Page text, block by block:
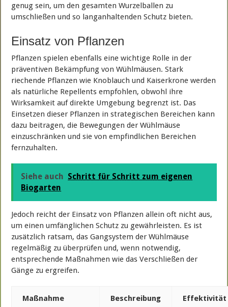
genug sein, um den gesamten Wurzelballen zu
umschließen und so langanhaltenden Schutz bieten.
Einsatz von Pflanzen
Pflanzen spielen ebenfalls eine wichtige Rolle in der
präventiven Bekämpfung von Wühlmäusen. Stark
riechende Pflanzen wie Knoblauch und Kaiserkrone werden
als natürliche Repellents empfohlen, obwohl ihre
Wirksamkeit auf direkte Umgebung begrenzt ist. Das
Einsetzen dieser Pflanzen in strategischen Bereichen kann
dazu beitragen, die Bewegungen der Wühlmäuse
einzuschränken und sie von empfindlichen Bereichen
fernzuhalten.
Siehe auch Schritt für Schritt zum eigenen
Biogarten
Jedoch reicht der Einsatz von Pflanzen allein oft nicht aus,
um einen umfänglichen Schutz zu gewährleisten. Es ist
zusätzlich ratsam, das Gangsystem der Wühlmäuse
regelmäßig zu überprüfen und, wenn notwendig,
entsprechende Maßnahmen wie das Verschließen der
Gänge zu ergreifen.
Maßnahme Beschreibung Effektivität